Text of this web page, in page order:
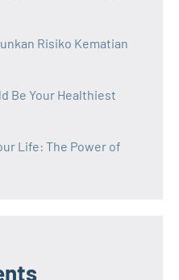
Risiko Kematian
Be Your Healthiest
Life: The Power of